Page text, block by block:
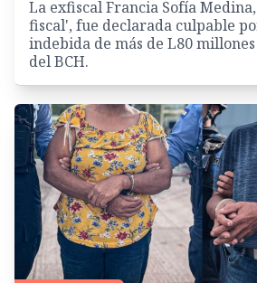
La exfiscal Francia Sofía
fiscal', fue declarada culpable
indebida de más de L80
del BCH.